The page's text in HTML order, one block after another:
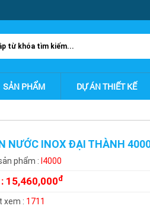
SẢN PHẨM DỰ ÁN THIẾT KẾ
NƯỚC INOX ĐẠI THÀNH
phẩm : I4000
15,460,000đ
xem : 1711